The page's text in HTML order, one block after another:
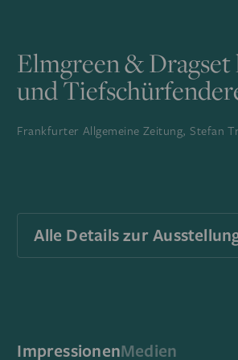
Elmgreen & Dragset
und
Frankfurter Allgemeine Zeitung, Stefan
Alle Details zur
ImpressionenMedien